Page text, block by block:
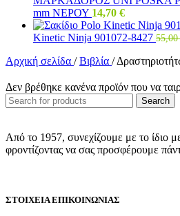
mm ΝΕΡΟΥ 14,70 €
Kinetic Ninja 901072-8427 55,00
Αρχική σελίδα / Βιβλία /
Δεν βρέθηκε κανένα προϊόν που να
Search
Από το 1957, συνεχίζουμε με το ίδιο
φροντίζοντας να σας προσφέρουμε
ΣΤΟΙΧΕΙΑ ΕΠΙΚΟΙΝΩΝΙΑΣ